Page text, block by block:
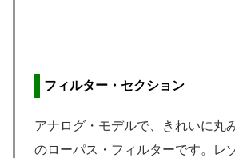
フィルター・セクション
アナログ・モデルで、きれいに丸
のローパス・フィルターです。レ